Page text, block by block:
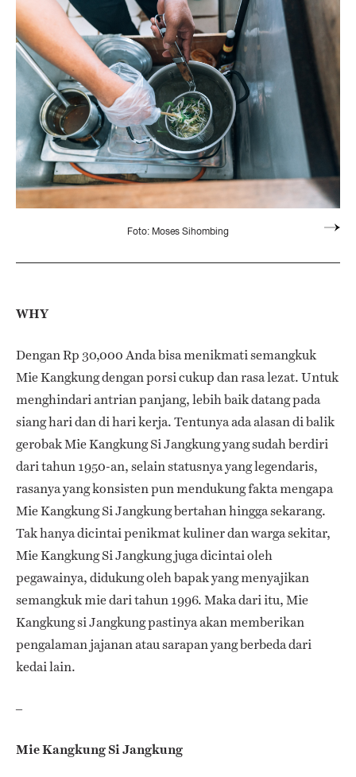
Foto: Moses Sihombing
WHY
Dengan Rp 30,000 Anda bisa menikmati semangkuk
Mie Kangkung dengan porsi cukup dan rasa lezat. Untuk
menghindari antrian panjang, lebih baik datang pada
siang hari dan di hari kerja. Tentunya ada alasan di balik
gerobak Mie Kangkung Si Jangkung yang sudah berdiri
dari tahun 1950-an, selain statusnya yang legendaris,
rasanya yang konsisten pun mendukung fakta mengapa
Mie Kangkung Si Jangkung bertahan hingga sekarang.
Tak hanya dicintai penikmat kuliner dan warga sekitar,
Mie Kangkung Si Jangkung juga dicintai oleh
pegawainya, didukung oleh bapak yang menyajikan
semangkuk mie dari tahun 1996. Maka dari itu, Mie
Kangkung si Jangkung pastinya akan memberikan
pengalaman jajanan atau sarapan yang berbeda dari
kedai lain.
–
Mie Kangkung Si Jangkung